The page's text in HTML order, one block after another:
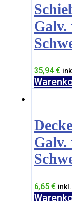
Galv.
35,94€
Galv.
6,65 € inkl.